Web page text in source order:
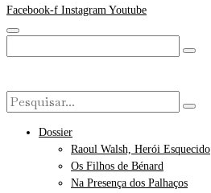
Facebook-f Instagram Youtube
Dossier
Raoul Walsh, Herói Esquecido
Os Filhos de Bénard
Na Presença dos Palhaços